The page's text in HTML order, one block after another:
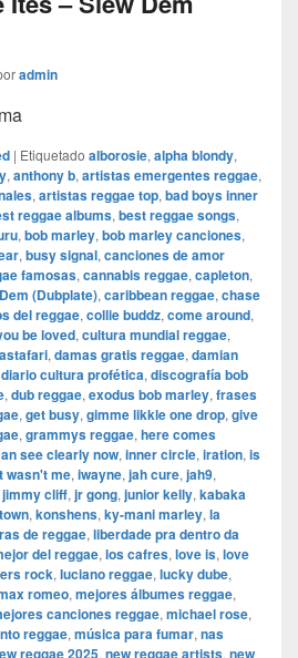
admin
| Etiquetado alborosie, alpha blondy,
, anthony b, artistas emergentes reggae,
, artistas reggae top, bad boys inner
reggae albums, best reggae songs,
, bob marley, bob marley canciones,
, busy signal, canciones de amor
famosas, cannabis reggae, capleton,
(Dubplate), caribbean reggae, chase
del reggae, collie buddz, come around,
be loved, cultura mundial reggae,
, damas gratis reggae, damian
diario cultura profética, discografía bob
, dub reggae, exodus bob marley, frases
, get busy, gimme likkle one drop, give
, grammys reggae, here comes
see clearly now, inner circle, iration, is
wasn't me, iwayne, jah cure, jah9,
jimmy cliff, jr gong, junior kelly, kabaka
, konshens, ky-mani marley, la
de reggae, liberdade pra dentro da
del reggae, los cafres, love is, love
rock, luciano reggae, lucky dube,
romeo, mejores álbumes reggae,
canciones reggae, michael rose,
reggae, música para fumar, nas
reggae 2025, new reggae artists, new